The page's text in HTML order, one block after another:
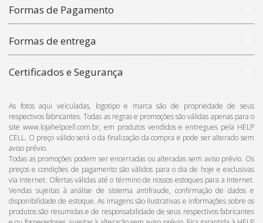
Formas de Pagamento
Formas de entrega
Certificados e Segurança
As fotos aqui veiculadas, logotipo e marca são de propriedade de seus
respectivos fabricantes. Todas as regras e promoções são válidas apenas para o
site www.lojahelpcell.com.br, em produtos vendidos e entregues pela HELP
CELL. O preço válido será o da finalização da compra e pode ser alterado sem
aviso prévio.
Todas as promoções podem ser encerradas ou alteradas sem aviso prévio. Os
preços e condições de pagamento são válidos para o dia de hoje e exclusivas
via Internet. Ofertas válidas até o término de nossos estoques para a Internet.
Vendas sujeitas à análise de sistema antifraude, confirmação de dados e
disponibilidade de estoque. As imagens são ilustrativas e informações sobre os
produtos são resumidas e de responsabilidade de seus respectivos fabricantes